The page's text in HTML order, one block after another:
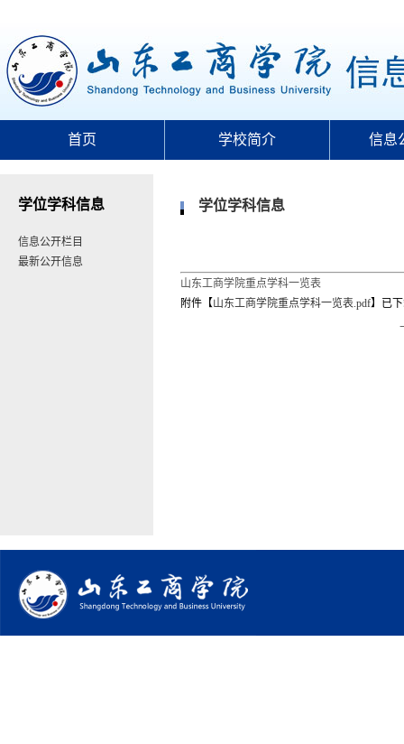
首页 学校简介 信息
学位学科信息
信息公开栏目
最新公开信息
学位学科信息
山东工商学院重点学科一览表
附件【山东工商学院重点学科一览表.pdf】已